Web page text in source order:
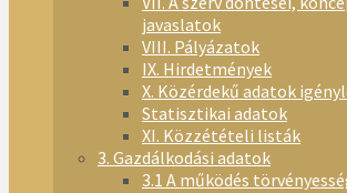
javaslatok
VIII. Pályázatok
IX. Hirdetmények
X. Közérdekű adatok
Statisztikai adatok
XI. Közzétételi listák
3. Gazdálkodási adatok
3.1 A működés